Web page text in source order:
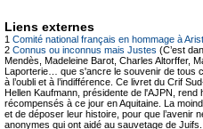
Liens externes
1 Comité national français en hommage à
2 Connus ou inconnus mais Justes (C’est
Mendès, Madeleine Barot, Charles Altorffer,
Laporterie… que s'ancre le souvenir de tous
à l’oubli et à l’indifférence. Ce livret du Crif
Hellen Kaufmann, présidente de l'AJPN,
récompensés à ce jour en Aquitaine. La
et de déposer leur histoire, pour que l’avenir
anonymes qui ont aidé au sauvetage de Juifs.